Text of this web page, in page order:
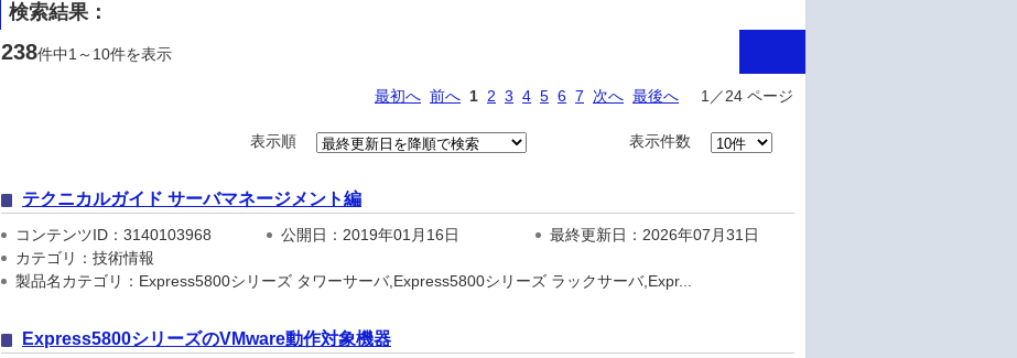
検索結果：
238件中1～10件を表示
最初へ 前へ 1 2 3 4 5 6 7 次へ 最後へ 1／24 ページ
表示順 表示件数
テクニカルガイド サーバマネージメント編
コンテンツID：3140103968 公開日：2019年01月16日
最終更新日：2026年07月31日
カテゴリ：技術情報
製品名カテゴリ：Express5800シリーズ タワーサーバ,Express5800シリーズ ラックサーバ,Expr...
Express5800シリーズのVMware動作対象機器